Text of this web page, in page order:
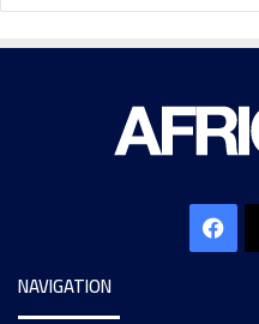
NAVIGATION